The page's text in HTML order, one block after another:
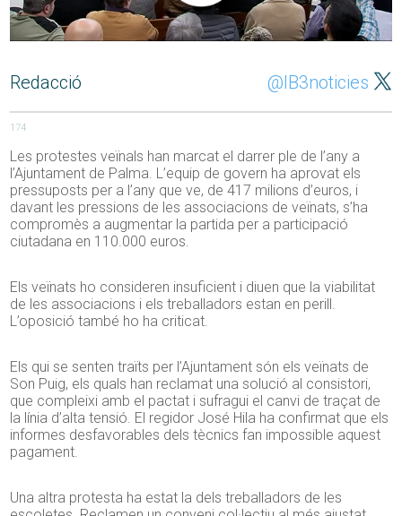
Redacció @IB3noticies
174
Les protestes veïnals han marcat el darrer ple de l’any a
l’Ajuntament de Palma. L’equip de govern ha aprovat els
pressuposts per a l’any que ve, de 417 milions d’euros, i
davant les pressions de les associacions de veïnats, s’ha
compromès a augmentar la partida per a participació
ciutadana en 110.000 euros.
Els veïnats ho consideren insuficient i diuen que la viabilitat
de les associacions i els treballadors estan en perill.
L’oposició també ho ha criticat.
Els qui se senten traïts per l’Ajuntament són els veïnats de
Son Puig, els quals han reclamat una solució al consistori,
que compleixi amb el pactat i sufragui el canvi de traçat de
la línia d’alta tensió. El regidor José Hila ha confirmat que els
informes desfavorables dels tècnics fan impossible aquest
pagament.
Una altra protesta ha estat la dels treballadors de les